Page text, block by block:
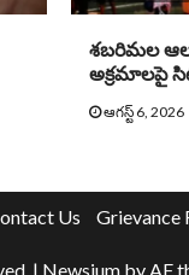
శబరిమల
అక్రమాలపై
ఆగస్ట్ 6, 2026
Us Grievance
| Newsium by AF